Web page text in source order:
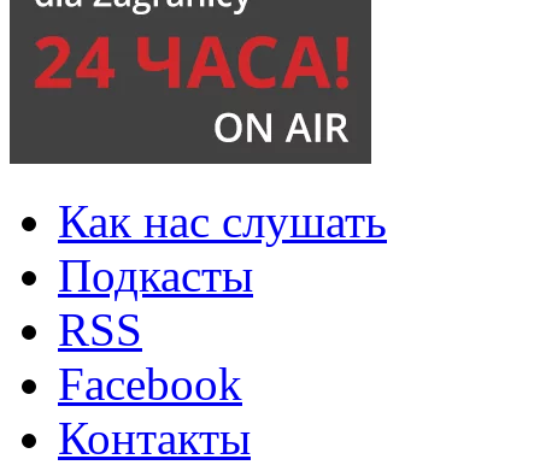
Как нас слушать
Подкасты
RSS
Facebook
Контакты